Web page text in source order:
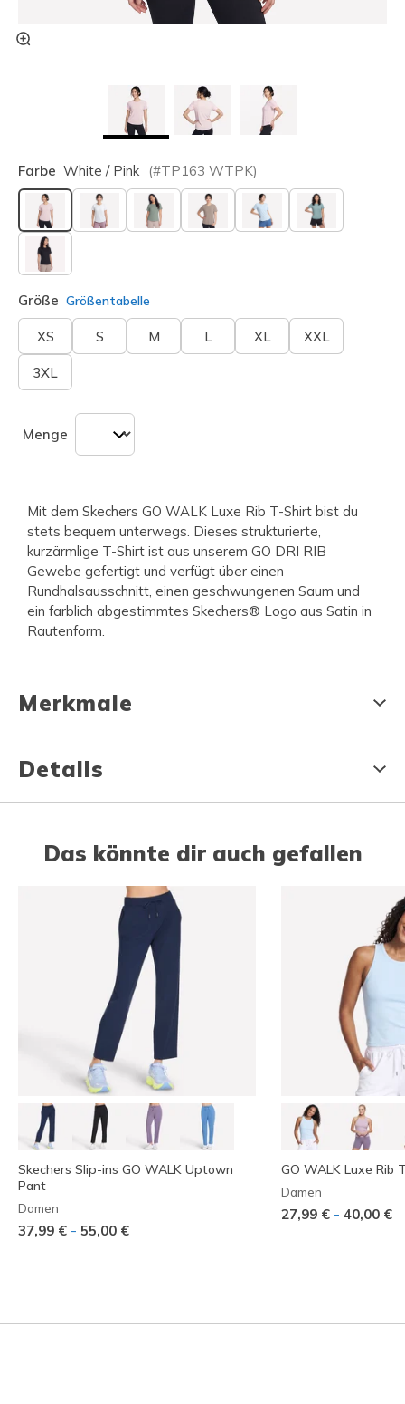
Farbe White / Pink (#TP163 WTPK)
ausgewählt
Größe Größentabelle
XS S M L XL XXL
3XL
Menge
Mit dem Skechers GO WALK Luxe Rib T-Shirt bist du
stets bequem unterwegs. Dieses strukturierte,
kurzärmlige T-Shirt ist aus unserem GO DRI RIB
Gewebe gefertigt und verfügt über einen
Rundhalsausschnitt, einen geschwungenen Saum und
ein farblich abgestimmtes Skechers® Logo aus Satin in
Rautenform.
Merkmale
Details
Das könnte dir auch gefallen
Skechers Slip-ins GO WALK Uptown
Pant
Damen
37,99 € - 55,00 €
GO WALK Luxe Rib
Damen
27,99 € - 40,00 €